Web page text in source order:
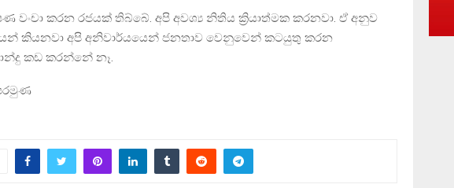
වංචා කරන රජයක් තිබ්බේ. අපි අවශ්‍ය නිතිය ක්‍රියාත්මක කරනවා. ඒ අනුව
කියනවා අපි අනිවාර්යයෙන් ජනතාව වෙනුවෙන් කටයුතු කරන
කඩ කරන්නේ නෑ.